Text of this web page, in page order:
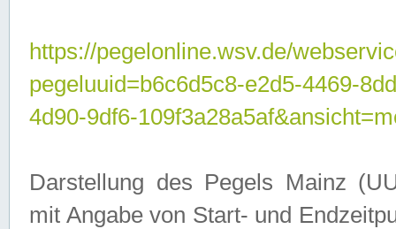
https://pegelonline.wsv.de/
pegeluuid=b6c6d5c8-e2d5-4469-
4d90-9df6-
Darstellung des Pegels Mainz
mit Angabe von Start- und